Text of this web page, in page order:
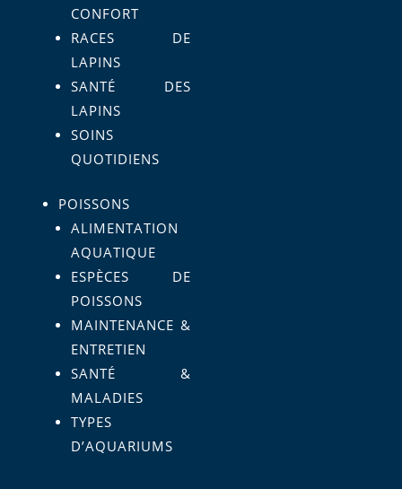
CONFORT
RACES DE
LAPINS
SANTÉ DES
LAPINS
SOINS
QUOTIDIENS
POISSONS
ALIMENTATION
AQUATIQUE
ESPÈCES DE
POISSONS
MAINTENANCE &
ENTRETIEN
SANTÉ &
MALADIES
TYPES
D’AQUARIUMS